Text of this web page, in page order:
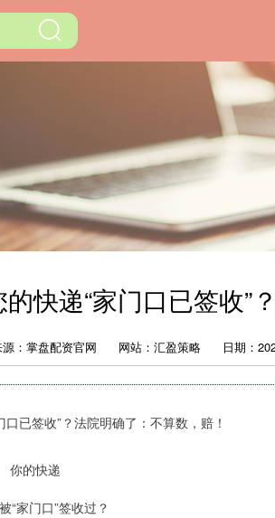
快递“家门口已签收”
：掌盘配资官网 网站：汇盈策略 日期：
你的快递
“家门口”签收过？